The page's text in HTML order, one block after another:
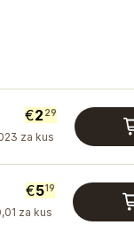
€2 29
za kus
€519
,01 za kus